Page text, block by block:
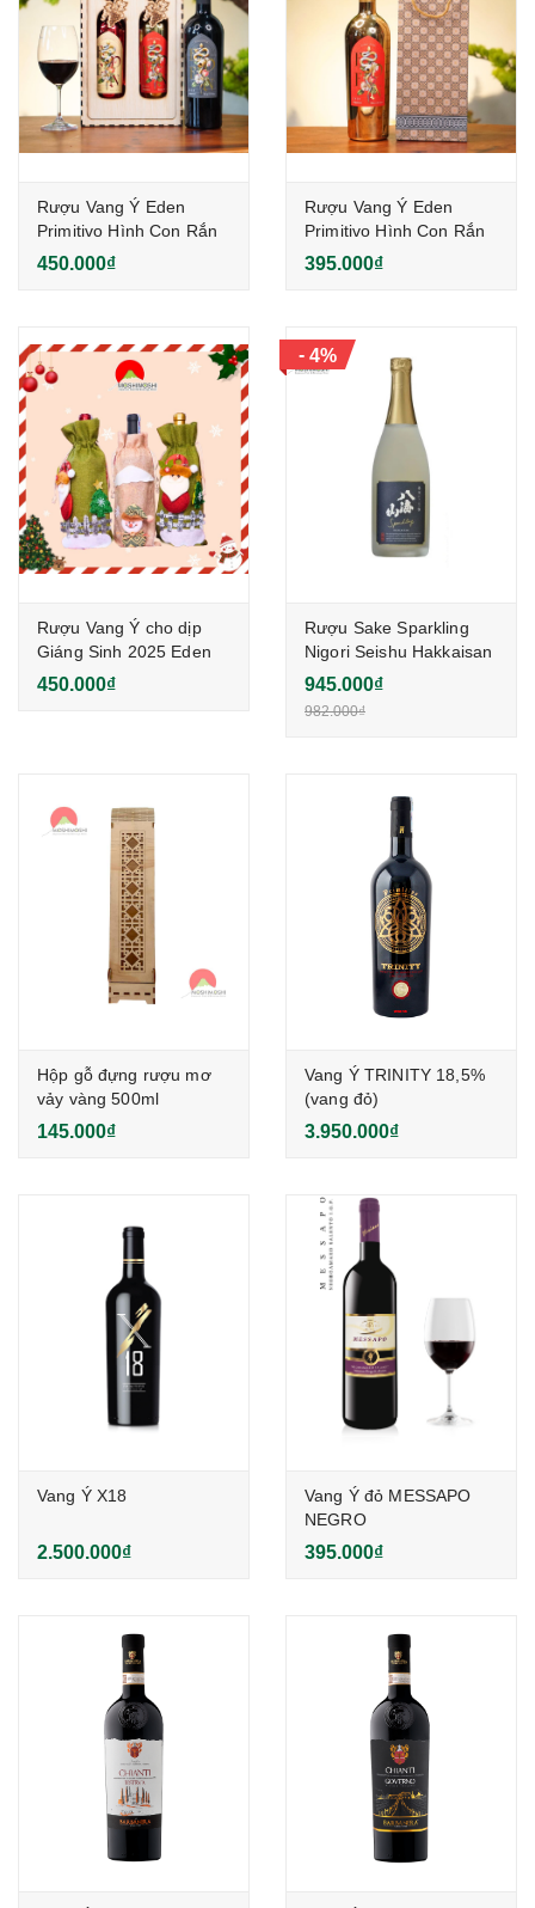
Rượu Vang Ý Eden
Primitivo Hình Con Rắn
& Hộp Gỗ Làm Quà
450.000₫
Rượu Vang Ý Eden
Primitivo Hình Con Rắn
& Túi Giấy Làm Quà
395.000₫
Rượu Vang Ý cho dịp
Giáng Sinh 2025 Eden
Primitivo
450.000₫
- 4%
Rượu Sake Sparkling
Nigori Seishu Hakkaisan
15% 720ml
945.000₫
982.000₫
Hộp gỗ đựng rượu mơ
vảy vàng 500ml
145.000₫
Vang Ý TRINITY 18,5%
(vang đỏ)
3.950.000₫
Vang Ý X18
2.500.000₫
Vang Ý đỏ MESSAPO
NEGRO
395.000₫